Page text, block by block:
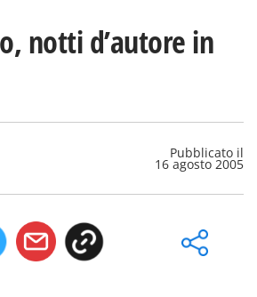
notti d’autore in
Pubblicato il
16 agosto 2005